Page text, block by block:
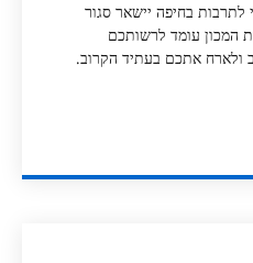
לתרבות בחיפה יישאר סגור
המכון עומד לרשותכם
ולארח אתכם בעתיד הקרוב.